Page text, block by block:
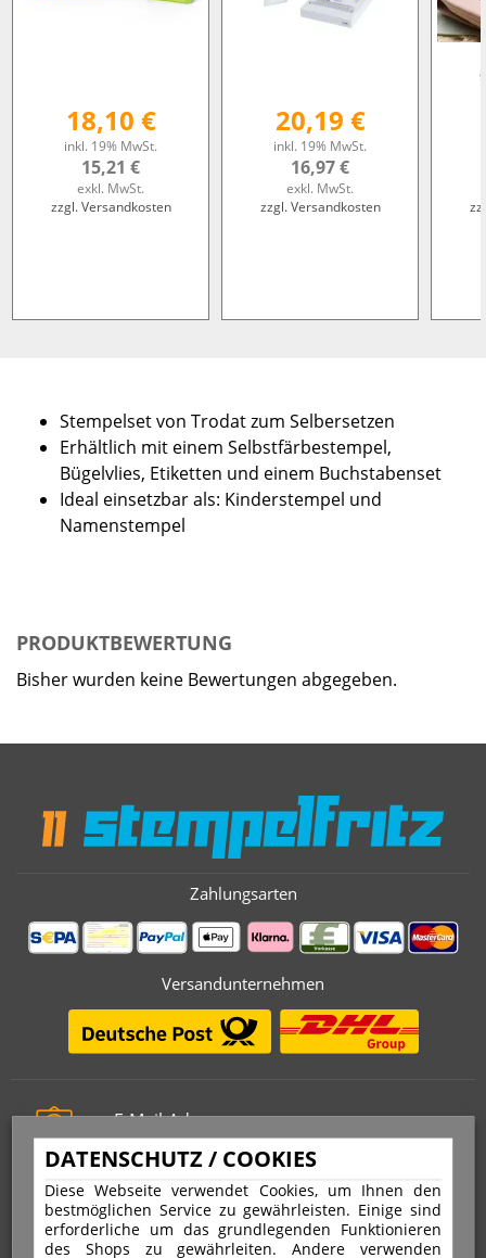
DATENSCHUTZ / COOKIES
Diese Webseite verwendet Cookies, um Ihnen den
bestmöglichen Service zu gewährleisten. Einige sind
erforderliche um das grundlegenden Funktionieren
des Shops zu gewährleiten. Andere verwenden
18,10 €
inkl. 19% MwSt.
15,21 €
exkl. MwSt.
zzgl. Versandkosten
20,19 €
inkl. 19% MwSt.
16,97 €
exkl. MwSt.
zzgl. Versandkosten
Stempelset von Trodat zum Selbersetzen
Erhältlich mit einem Selbstfärbestempel,
Bügelvlies, Etiketten und einem Buchstabenset
Ideal einsetzbar als: Kinderstempel und
Namenstempel
PRODUKTBEWERTUNG
Bisher wurden keine Bewertungen abgegeben.
Zahlungsarten
Versandunternehmen
E-Mail-Adresse
info@stempelfritz.de
Telefon
0221 677 812 08